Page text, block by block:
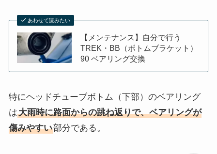
あわせて読みたい
【メンテナンス】自分で行う
TREK・BB（ボトムブラケット）
90 ベアリング交換
特にヘッドチューブボトム（下部）のベアリング
は大雨時に路面からの跳ね返りで、ベアリングが
傷みやすい部分である。